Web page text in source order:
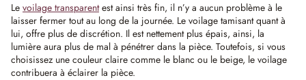
Le voilage transparentest ainsi très fin, il n’y a aucun problème à le
laisser fermer tout au long de la journée. Le voilage tamisant quant à
lui, offre plus de discrétion. Il est nettement plus épais, ainsi, la
lumière aura plus de mal à pénétrer dans la pièce. Toutefois, si vous
choisissez une couleur claire comme le blanc ou le beige, le voilage
contribuera à éclairer la pièce.